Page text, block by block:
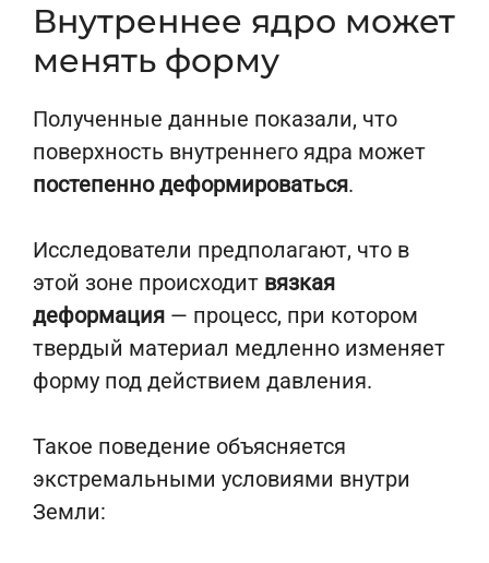
Внутреннее ядро может
менять форму
Полученные данные показали, что
поверхность внутреннего ядра может
постепенно деформироваться.
Исследователи предполагают, что в
этой зоне происходит вязкая
деформация — процесс, при котором
твердый материал медленно изменяет
форму под действием давления.
Такое поведение объясняется
экстремальными условиями внутри
Земли: